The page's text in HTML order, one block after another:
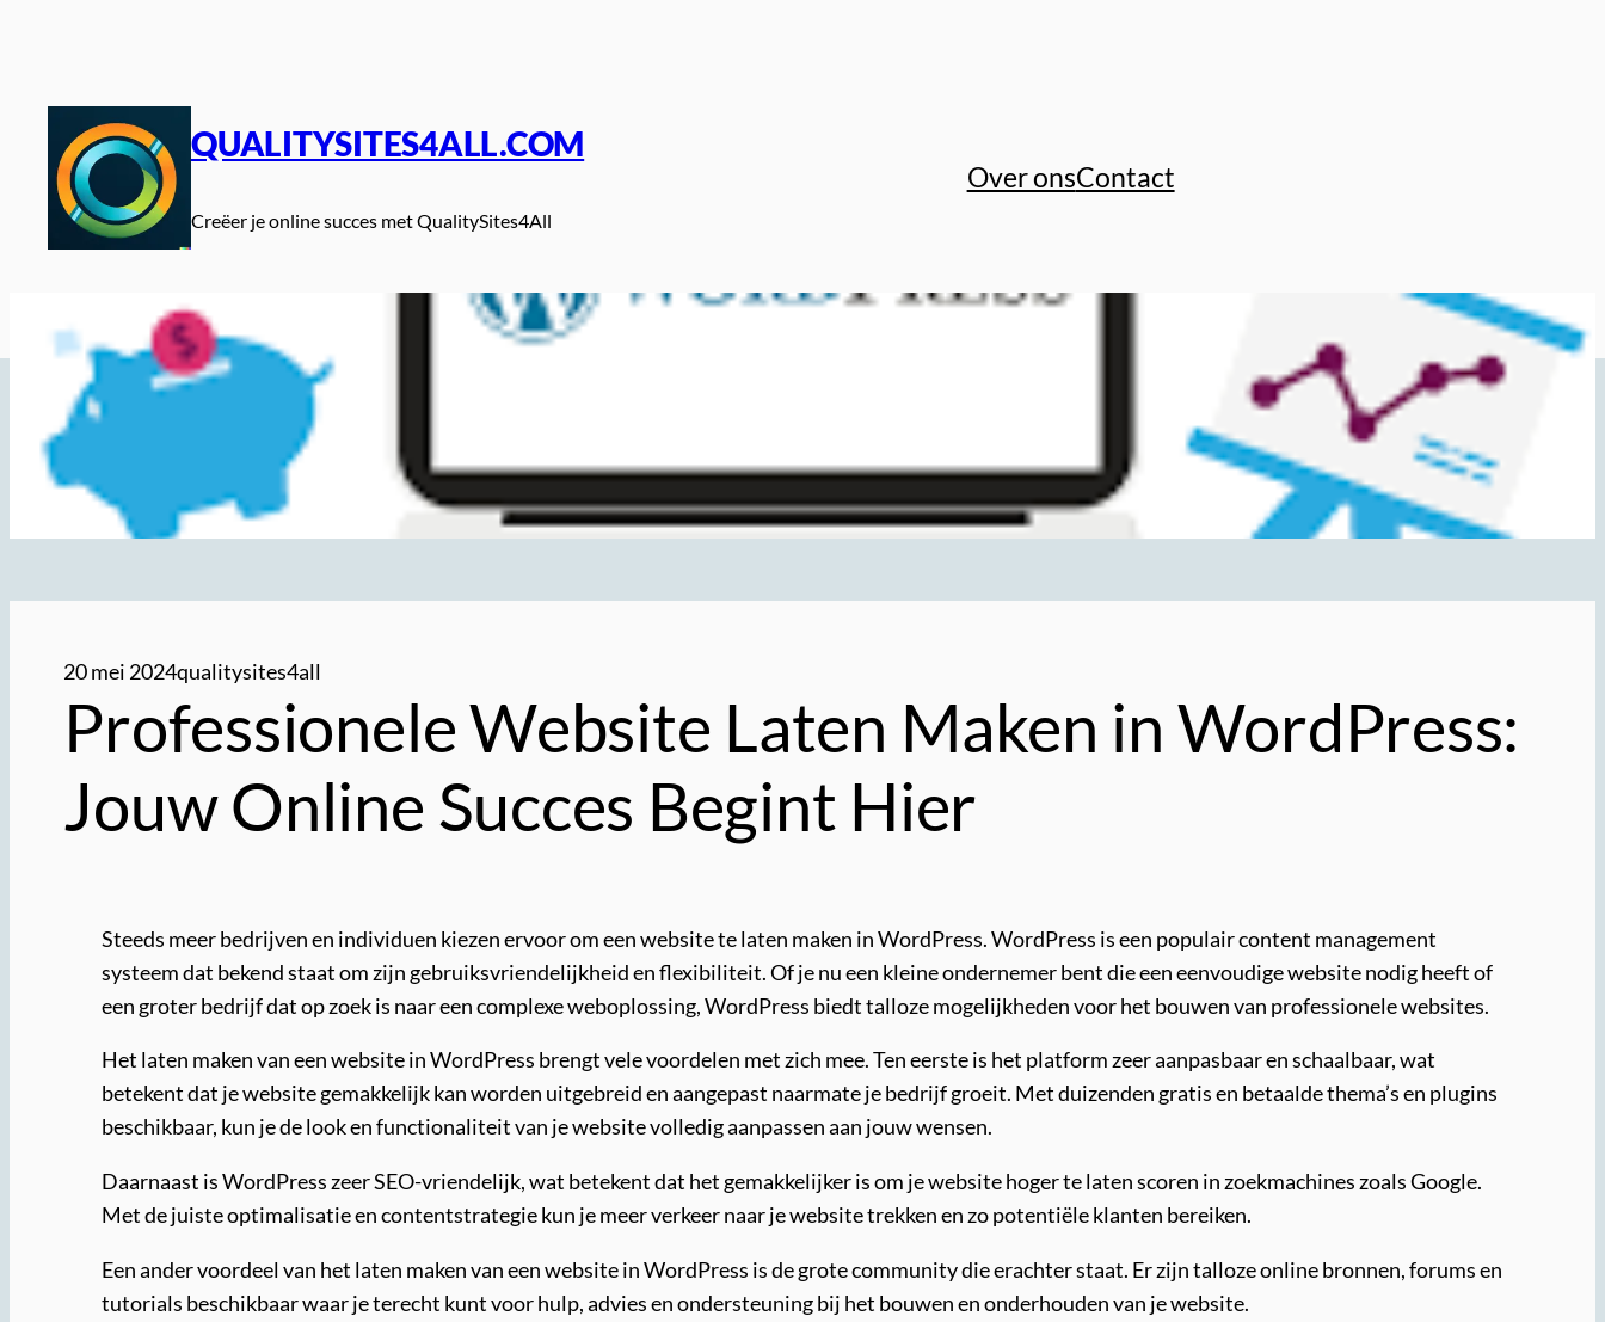
QUALITYSITES4ALL.COM
Creëer je online succes met QualitySites4All
Over onsContact
20 mei 2024qualitysites4all
Professionele Website Laten Maken in WordPress:
Jouw Online Succes Begint Hier
Steeds meer bedrijven en individuen kiezen ervoor om een website te laten maken in WordPress. WordPress is een populair content management
systeem dat bekend staat om zijn gebruiksvriendelijkheid en flexibiliteit. Of je nu een kleine ondernemer bent die een eenvoudige website nodig heeft of
een groter bedrijf dat op zoek is naar een complexe weboplossing, WordPress biedt talloze mogelijkheden voor het bouwen van professionele websites.
Het laten maken van een website in WordPress brengt vele voordelen met zich mee. Ten eerste is het platform zeer aanpasbaar en schaalbaar, wat
betekent dat je website gemakkelijk kan worden uitgebreid en aangepast naarmate je bedrijf groeit. Met duizenden gratis en betaalde thema’s en plugins
beschikbaar, kun je de look en functionaliteit van je website volledig aanpassen aan jouw wensen.
Daarnaast is WordPress zeer SEO-vriendelijk, wat betekent dat het gemakkelijker is om je website hoger te laten scoren in zoekmachines zoals Google.
Met de juiste optimalisatie en contentstrategie kun je meer verkeer naar je website trekken en zo potentiële klanten bereiken.
Een ander voordeel van het laten maken van een website in WordPress is de grote community die erachter staat. Er zijn talloze online bronnen, forums en
tutorials beschikbaar waar je terecht kunt voor hulp, advies en ondersteuning bij het bouwen en onderhouden van je website.